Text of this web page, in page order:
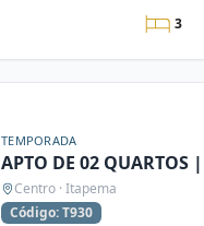
3
TEMPORADA
APTO DE 02
Centro · Itapema
Código: T930